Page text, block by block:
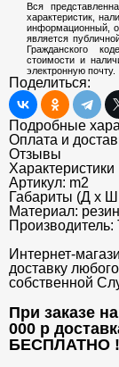
Вся
характеристик,
информационный,
является
Гражданского
стоимости и
электронную почту.
Поделиться:
Подробные
Оплата и
Отзывы
Характеристики
Артикул: m2
Габариты (Д х
Материал:
Производитель:
Интернет-
доставку
собственной
При заказе
000 р
БЕСПЛАТНО